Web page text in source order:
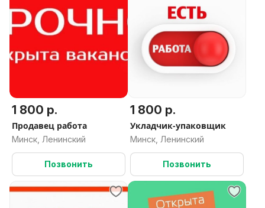
1 800 р.
Продавец работа
Минск, Ленинский
Позвонить
1 800 р.
Укладчик-упаковщик
Минск, Ленинский
Позвонить